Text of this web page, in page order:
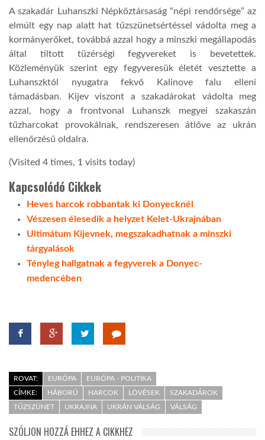
A szakadár Luhanszki Népköztársaság “népi rendőrsége” az
elmúlt egy nap alatt hat tűzszünetsértéssel vádolta meg a
kormányerőket, továbbá azzal hogy a minszki megállapodás
által tiltott tüzérségi fegyvereket is bevetettek.
Közleményük szerint egy fegyveresük életét vesztette a
Luhanszktól nyugatra fekvő Kalinove falu elleni
támadásban. Kijev viszont a szakadárokat vádolta meg
azzal, hogy a frontvonal Luhanszk megyei szakaszán
tűzharcokat provokálnak, rendszeresen átlőve az ukrán
ellenőrzésű oldalra.
(Visited 4 times, 1 visits today)
Kapcsolódó Cikkek
Heves harcok robbantak ki Donyecknél
Vészesen élesedik a helyzet Kelet-Ukrajnában
Ultimátum Kijevnek, megszakadhatnak a minszki
tárgyalások
Tényleg hallgatnak a fegyverek a Donyec-
medencében
ROVAT: EURÓPA
EURÓPA - POLITIKA
CÍMKE:
HÁBORÚ HARCOK LÖVÉSEK
SZAKADÁROK
TŰZSZÜNET
UKRAJNA UKRÁN VÁLSÁG VÁLSÁG
SZÓLJON HOZZÁ EHHEZ A CIKKHEZ